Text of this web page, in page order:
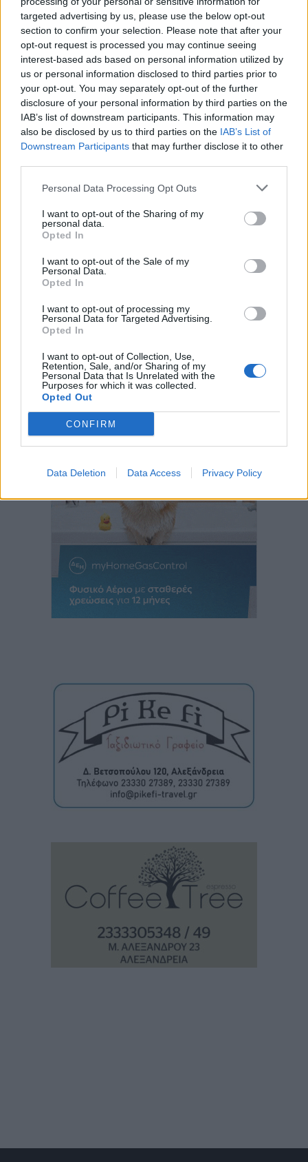
targeted advertising by us, please use the below opt-out
section to confirm your selection. Please note that after your
opt-out request is processed you may continue seeing
interest-based ads based on personal information utilized by
us or personal information disclosed to third parties prior to
your opt-out. You may separately opt-out of the further
disclosure of your personal information by third parties on the
IAB’s list of downstream participants. This information may
also be disclosed by us to third parties on the IAB’s List of
Downstream Participants that may further disclose it to other
Personal Data Processing Opt Outs
I want to opt-out of the Sharing of my
personal data.
Opted In
I want to opt-out of the Sale of my
Personal Data.
Opted In
I want to opt-out of processing my
Personal Data for Targeted Advertising.
Opted In
I want to opt-out of Collection, Use,
Retention, Sale, and/or Sharing of my
Personal Data that Is Unrelated with the
Purposes for which it was collected.
Opted Out
CONFIRM
Data Deletion Data Access Privacy Policy